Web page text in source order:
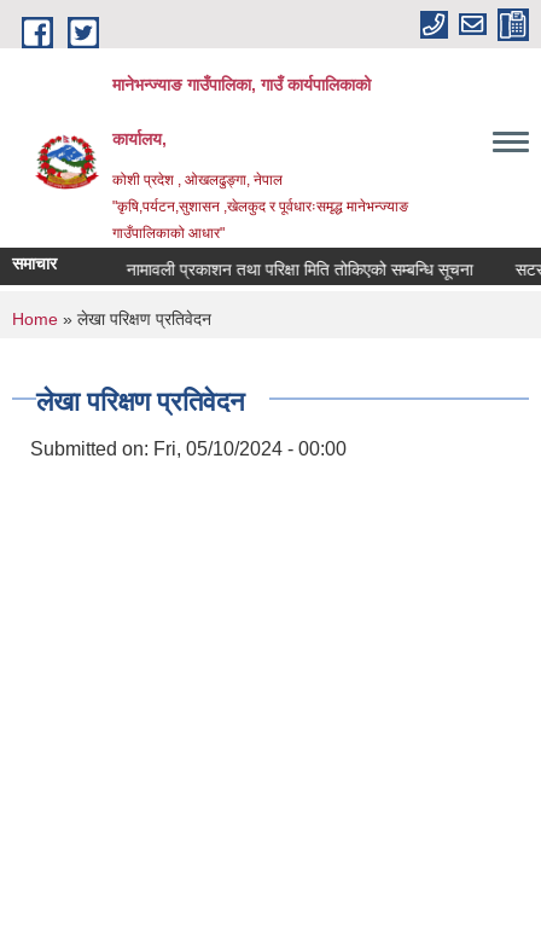
Skip to main content
मानेभन्ज्याङ गाउँपालिका, गाउँ कार्यपालिकाको
कार्यालय,
कोशी प्रदेश , ओखलढुङ्गा, नेपाल
"कृषि,पर्यटन,सुशासन ,खेलकुद र पूर्वधारःसमृद्ध मानेभन्ज्याङ
गाउँपालिकाको आधार"
समाचार
सूचना नामावली प्रकाशन तथा परिक्षा मिति तोकिएको सम्बन्धि सूचना सटर
You are here
Home » लेखा परिक्षण प्रतिवेदन
लेखा परिक्षण प्रतिवेदन
Submitted on: Fri, 05/10/2024 - 00:00